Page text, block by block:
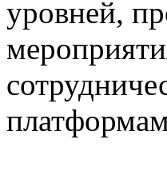
уровней,